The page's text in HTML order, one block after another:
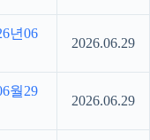
년06
2026.06.29
월29
2026.06.29